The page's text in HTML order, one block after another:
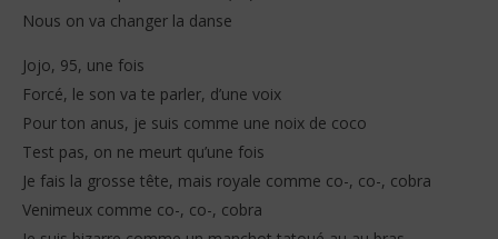
Nous on va changer la danse
Jojo, 95, une fois
Forcé, le son va te parler, d’une voix
Pour ton anus, je suis comme une noix de coco
Test pas, on ne meurt qu’une fois
Je fais la grosse tête, mais royale comme co-, co-, cobra
Venimeux comme co-, co-, cobra